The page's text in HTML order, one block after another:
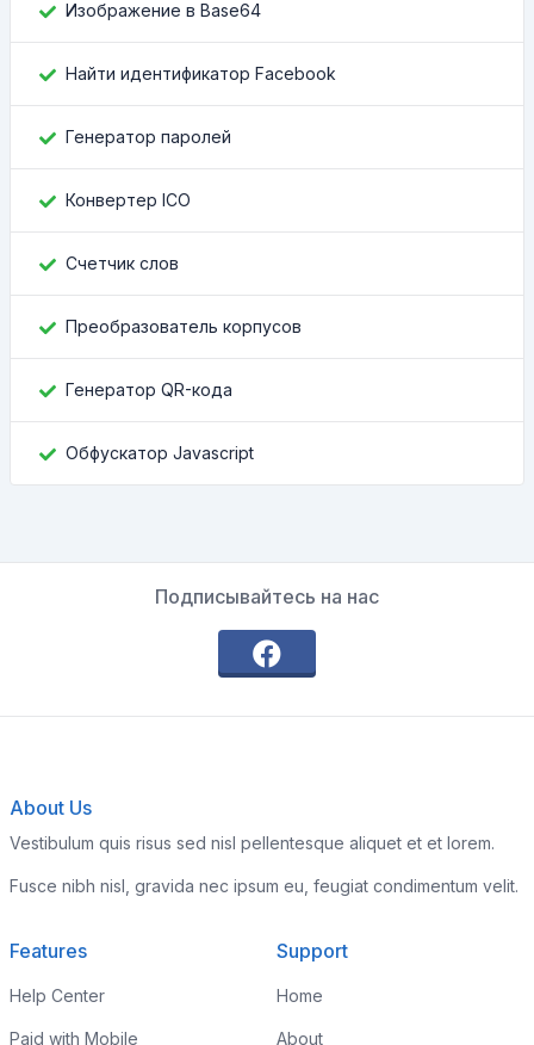
Изображение в Base64
Найти идентификатор Facebook
Генератор паролей
Конвертер ICO
Счетчик слов
Преобразователь корпусов
Генератор QR-кода
Обфускатор Javascript
Подписывайтесь на нас
About Us
Vestibulum quis risus sed nisl pellentesque aliquet et et lorem.
Fusce nibh nisl, gravida nec ipsum eu, feugiat condimentum velit.
Features
Help Center
Paid with Mobile
Support
Home
About